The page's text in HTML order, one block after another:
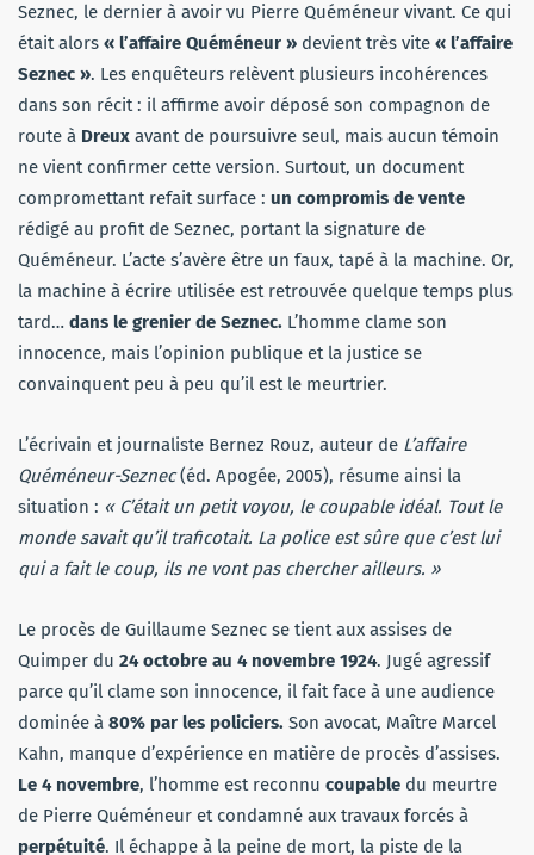
Seznec, le dernier à avoir vu Pierre Quéméneur vivant. Ce qui
était alors « l’affaire Quéméneur » devient très vite « l’affaire
Seznec ». Les enquêteurs relèvent plusieurs incohérences
dans son récit : il affirme avoir déposé son compagnon de
route à Dreux avant de poursuivre seul, mais aucun témoin
ne vient confirmer cette version. Surtout, un document
compromettant refait surface : un compromis de vente
rédigé au profit de Seznec, portant la signature de
Quéméneur. L’acte s’avère être un faux, tapé à la machine. Or,
la machine à écrire utilisée est retrouvée quelque temps plus
tard… dans le grenier de Seznec. L’homme clame son
innocence, mais l’opinion publique et la justice se
convainquent peu à peu qu’il est le meurtrier.
L’écrivain et journaliste Bernez Rouz, auteur de L’affaire
Quéméneur-Seznec(éd. Apogée, 2005), résume ainsi la
situation : « C’était un petit voyou, le coupable idéal. Tout le
monde savait qu’il traficotait. La police est sûre que c’est lui
qui a fait le coup, ils ne vont pas chercher ailleurs. »
Le procès de Guillaume Seznec se tient aux assises de
Quimper du 24 octobre au 4 novembre 1924. Jugé agressif
parce qu’il clame son innocence, il fait face à une audience
dominée à 80% par les policiers. Son avocat, Maître Marcel
Kahn, manque d’expérience en matière de procès d’assises.
Le 4 novembre, l’homme est reconnu coupable du meurtre
de Pierre Quéméneur et condamné aux travaux forcés à
perpétuité. Il échappe à la peine de mort, la piste de la